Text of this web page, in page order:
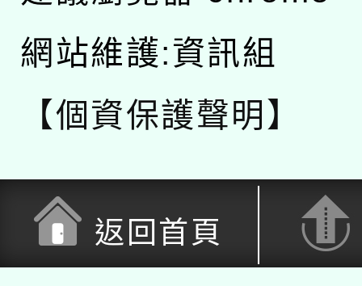
網站維護:資訊組
【個資保護聲明】
返回首頁